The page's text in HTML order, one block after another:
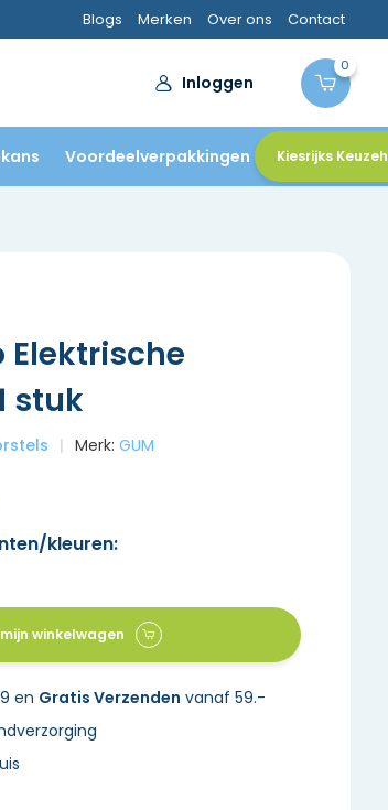
Blogs Merken Over ons Contact
Inloggen
0
Voordeelverpakkingen Kiesrijks
Elektrische
stuk
Merk:GUM
kleuren:
winkelwagen
en Gratis Verzenden vanaf 59.-